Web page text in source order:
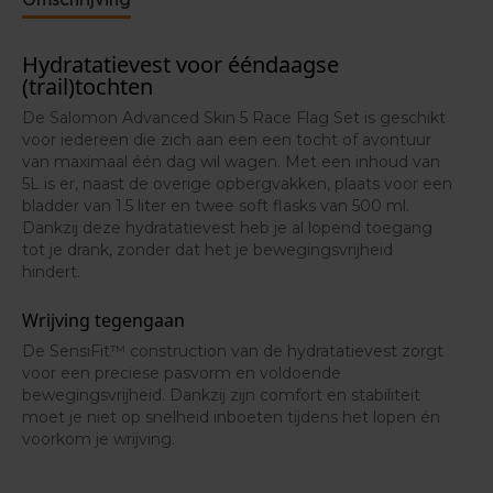
Hydratatievest voor ééndaagse
(trail)tochten
De Salomon Advanced Skin 5 Race Flag Set is geschikt
voor iedereen die zich aan een een tocht of avontuur
van maximaal één dag wil wagen. Met een inhoud van
5L is er, naast de overige opbergvakken, plaats voor een
bladder van 1.5 liter en twee soft flasks van 500 ml.
Dankzij deze hydratatievest heb je al lopend toegang
tot je drank, zonder dat het je bewegingsvrijheid
hindert.
Wrijving tegengaan
De SensiFit™ construction van de hydratatievest zorgt
voor een preciese pasvorm en voldoende
bewegingsvrijheid. Dankzij zijn comfort en stabiliteit
moet je niet op snelheid inboeten tijdens het lopen én
voorkom je wrijving.